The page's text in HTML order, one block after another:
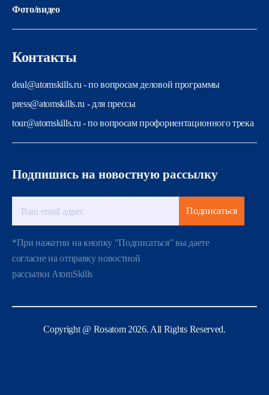
Фото/видео
Контакты
deal@atomskills.ru - по вопросам деловой программы
press@atomskills.ru - для прессы
tour@atomskills.ru - по вопросам профориентационного трека
Подпишись на новостную рассылку
Подписаться
*При нажатии на кнопку "Подписаться" вы даете
согласие на отправку новостной
рассылки AtomSkills
Copyright @ Rosatom 2026. All Rights Reserved.